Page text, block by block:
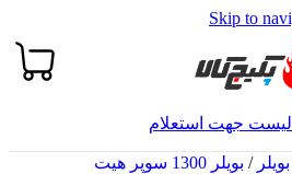
Skip to
لیست جهت استعلام
بویلر/ بویلر 1300 سوپر هیت